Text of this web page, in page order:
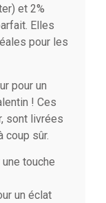
et 2%
Elles
pour les
pour un
! Ces
sont livrées
coup sûr.
touche
un éclat